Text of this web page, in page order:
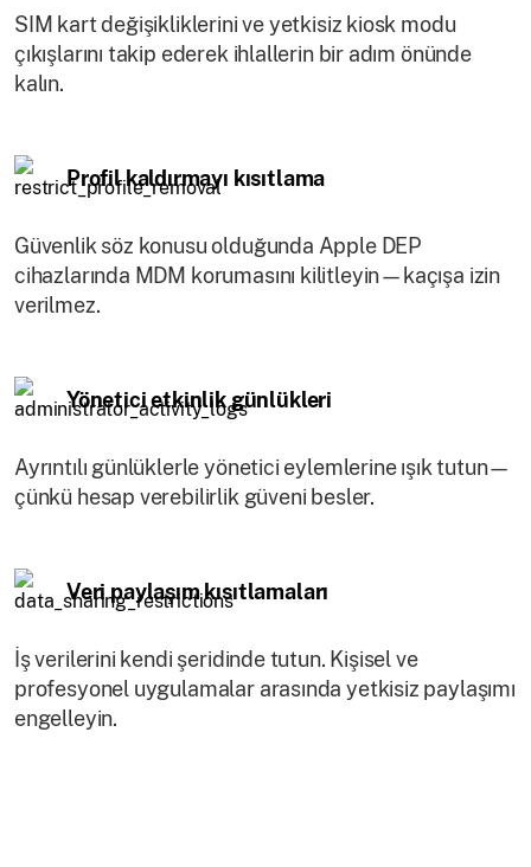
SIM kart değişikliklerini ve yetkisiz kiosk modu
çıkışlarını takip ederek ihlallerin bir adım önünde
kalın.
Profil kaldırmayı kısıtlama
Güvenlik söz konusu olduğunda Apple DEP
cihazlarında MDM korumasını kilitleyin—kaçışa izin
verilmez.
Yönetici etkinlik günlükleri
Ayrıntılı günlüklerle yönetici eylemlerine ışık tutun—
çünkü hesap verebilirlik güveni besler.
Veri paylaşım kısıtlamaları
İş verilerini kendi şeridinde tutun. Kişisel ve
profesyonel uygulamalar arasında yetkisiz paylaşımı
engelleyin.